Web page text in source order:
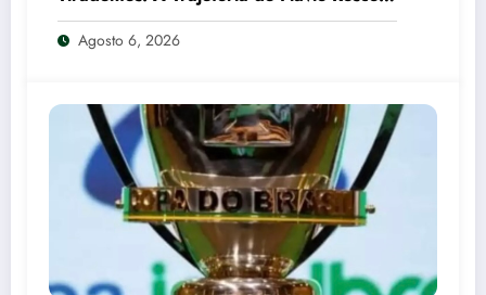
e o Xadrez do Vice no PL
Agosto 6, 2026